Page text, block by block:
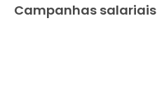
Campanhas salariais